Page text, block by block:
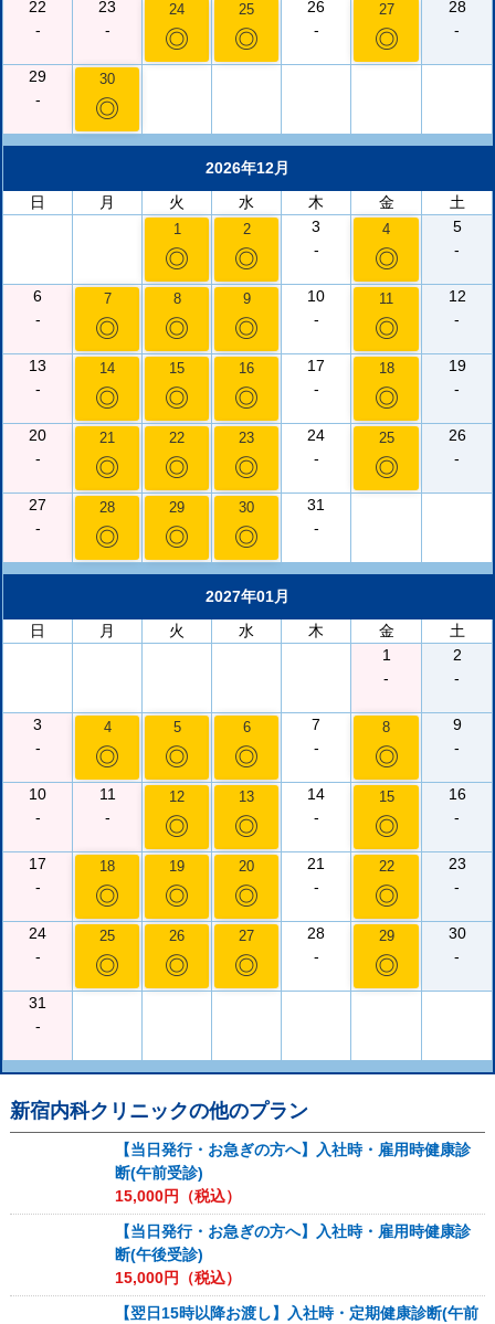
22
-
23
-
24
◎
25
◎
26
-
27
◎
28
-
29
-
30
◎
2026年12月
日
月 火 水 木 金 土
1
◎
2
◎
3
-
4
◎
5
-
6
-
7
◎
8
◎
9
◎
10
-
11
◎
12
-
13
-
14
◎
15
◎
16
◎
17
-
18
◎
19
-
20
-
21
◎
22
◎
23
◎
24
-
25
◎
26
-
27
-
28
◎
29
◎
30
◎
31
-
2027年01月
日
月 火 水 木 金
土
1
-
2
-
3
-
4
◎
5
◎
6
◎
7
-
8
◎
9
-
10
-
11
-
12
◎
13
◎
14
-
15
◎
16
-
17
-
18
◎
19
◎
20
◎
21
-
22
◎
23
-
24
-
25
◎
26
◎
27
◎
28
-
29
◎
30
-
31
-
新宿内科クリニックの他のプラン
【当日発行・お急ぎの方へ】入社時・雇用時健康診
断(午前受診)
15,000円（税込）
【当日発行・お急ぎの方へ】入社時・雇用時健康診
断(午後受診)
15,000円（税込）
【翌日15時以降お渡し】入社時・定期健康診断(午前